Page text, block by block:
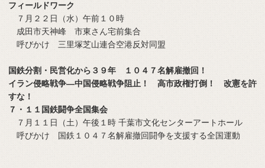
フィールドワーク
７月２２日（水）午前１０時
成田市天神峰 市東さん宅前集合
呼びかけ 三里塚芝山連合空港反対同盟
国鉄分割・民営化から３９年 １０４７名解雇撤回！
イラン侵略戦争―中国侵略戦争阻止！ 高市政権打倒！ 改憲を許
すな！
７・１１国鉄闘争全国集会
７月１１日（土）午後１時 千葉市文化センターアートホール
呼びかけ 国鉄１０４７名解雇撤回闘争を支援する全国運動